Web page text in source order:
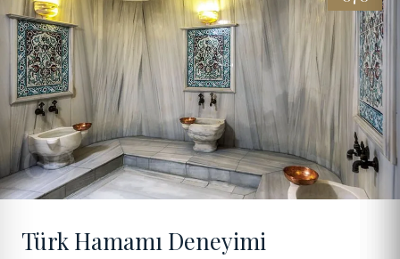
09
Türk Hamamı Deneyimi